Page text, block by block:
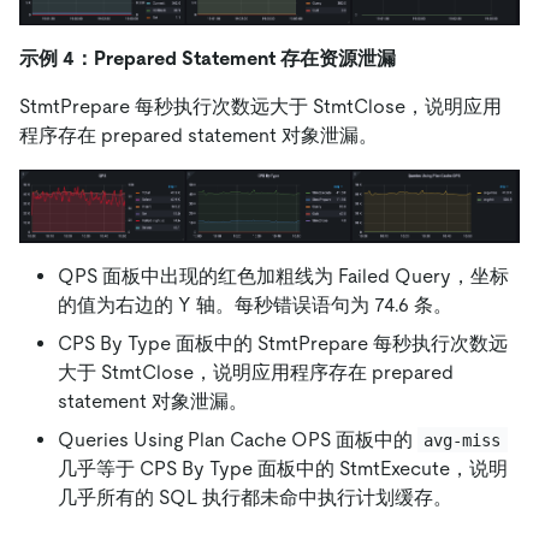
示例 4：Prepared Statement 存在资源泄漏
StmtPrepare 每秒执行次数远大于 StmtClose，说明应用
程序存在 prepared statement 对象泄漏。
QPS 面板中出现的红色加粗线为 Failed Query，坐标
的值为右边的 Y 轴。每秒错误语句为 74.6 条。
CPS By Type 面板中的 StmtPrepare 每秒执行次数远
大于 StmtClose，说明应用程序存在 prepared
statement 对象泄漏。
Queries Using Plan Cache OPS 面板中的
avg-miss
几乎等于 CPS By Type 面板中的 StmtExecute，说明
几乎所有的 SQL 执行都未命中执行计划缓存。